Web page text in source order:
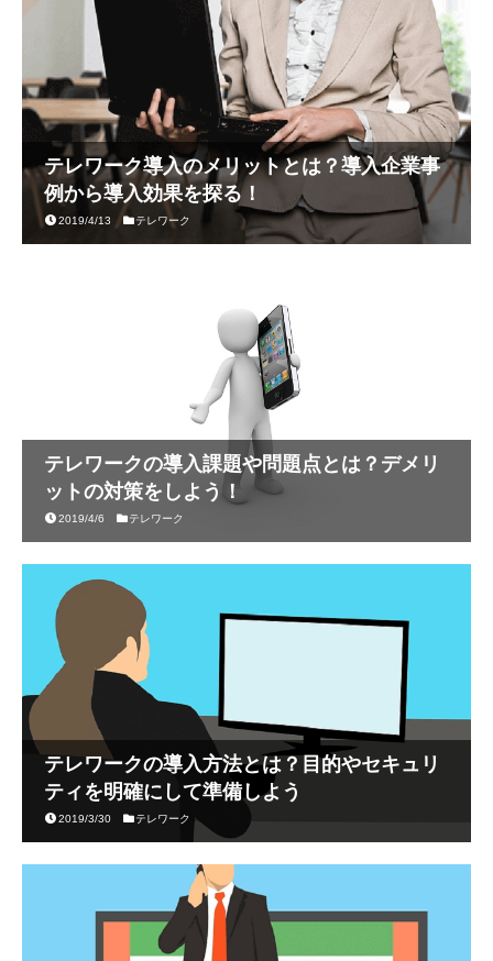
テレワーク導入のメリットとは？導入企業事
例から導入効果を探る！
2019/4/13 テレワーク
テレワークの導入課題や問題点とは？デメリ
ットの対策をしよう！
2019/4/6 テレワーク
テレワークの導入方法とは？目的やセキュリ
ティを明確にして準備しよう
2019/3/30 テレワーク